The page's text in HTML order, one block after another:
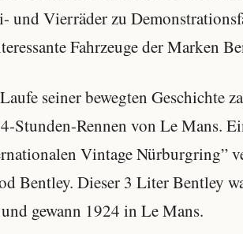
und Vierräder zu
Fahrzeuge der Marken
seiner bewegten Geschichte
Stunden-Rennen von Le Mans.
Vintage Nürburgring”
Bentley. Dieser 3 Liter Bentley
gewann 1924 in Le Mans.